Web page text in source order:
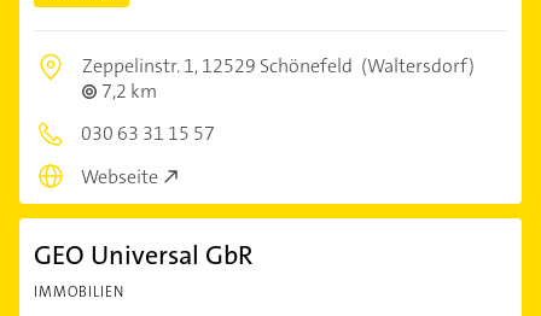
Zeppelinstr. 1,12529 Schönefeld (Waltersdorf)
7,2 km
030 63 31 15 57
Webseite
GEO Universal GbR
IMMOBILIEN